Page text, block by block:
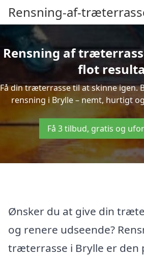
Rensning-af-
Rensning af
flot
Få din træterrasse til at skinne igen.
rensning i Brylle – nemt, hurtigt
Få 3 tilbud, gratis og
Ønsker du at give din
og renere udseende?
træterrasse i Brylle er den